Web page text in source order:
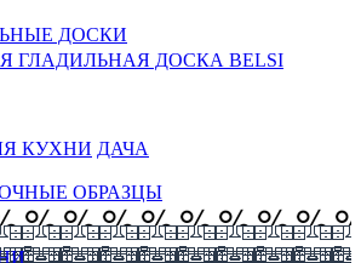
ДОСКИ
ГЛАДИЛЬНАЯ ДОСКА BELSI
КУХНИ ДАЧА
ОБРАЗЦЫ